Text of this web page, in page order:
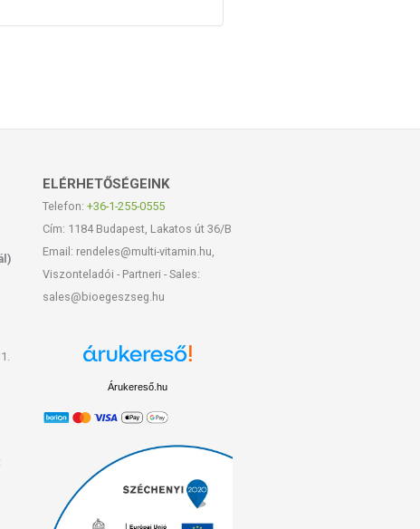
ELÉRHETŐSÉGEINK
Telefon: +36-1-255-0555
Cím: 1184 Budapest, Lakatos út 36/B
Email: rendeles@multi-vitamin.hu,
Viszonteladói - Partneri - Sales:
sales@bioegeszseg.hu
Árukereső.hu